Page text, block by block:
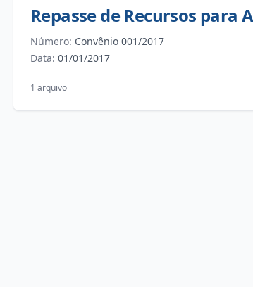
Repasse de Recursos
Número: Convênio 001/2017
Data: 01/01/2017
1 arquivo